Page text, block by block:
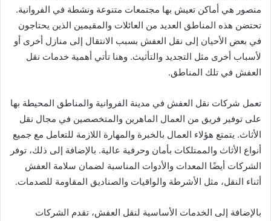
منصور هي أماكن تعيش بها مجتمعات متنوعة ونشطة في الفروانية.
تحتضن هذه المناطق العديد من العائلات والمقيمين الذين يحتاجون
في بعض الأحيان إلى نقل العفش بسبب الانتقال إلى منازل أخرى أو
لأسباب أخرى مثل التجديد والتأثيث. وهنا تأتي أهمية خدمات نقل
العفش في تلك المناطق.
تعمل شركات نقل العفش في مدينة الفروانية والمناطق المحيطة بها
على توفير فريق من العمال الماهرين والمتخصصين في مجال نقل
الأثاث. يتمتع هؤلاء العمال بالخبرة والمهارة اللازمة للتعامل مع جميع
أنواع الأثاث والممتلكات بأمان وحرفية عالية. بالإضافة إلى ذلك، توفر
الشركات أيضًا المعدات والأدوات المناسبة لضمان سلامة العفش
أثناء النقل، مثل الأشرطة والواقيات والصناديق المقاومة للصدمات.
بالإضافة إلى الخدمات الأساسية لنقل العفش، تقدم الشركات